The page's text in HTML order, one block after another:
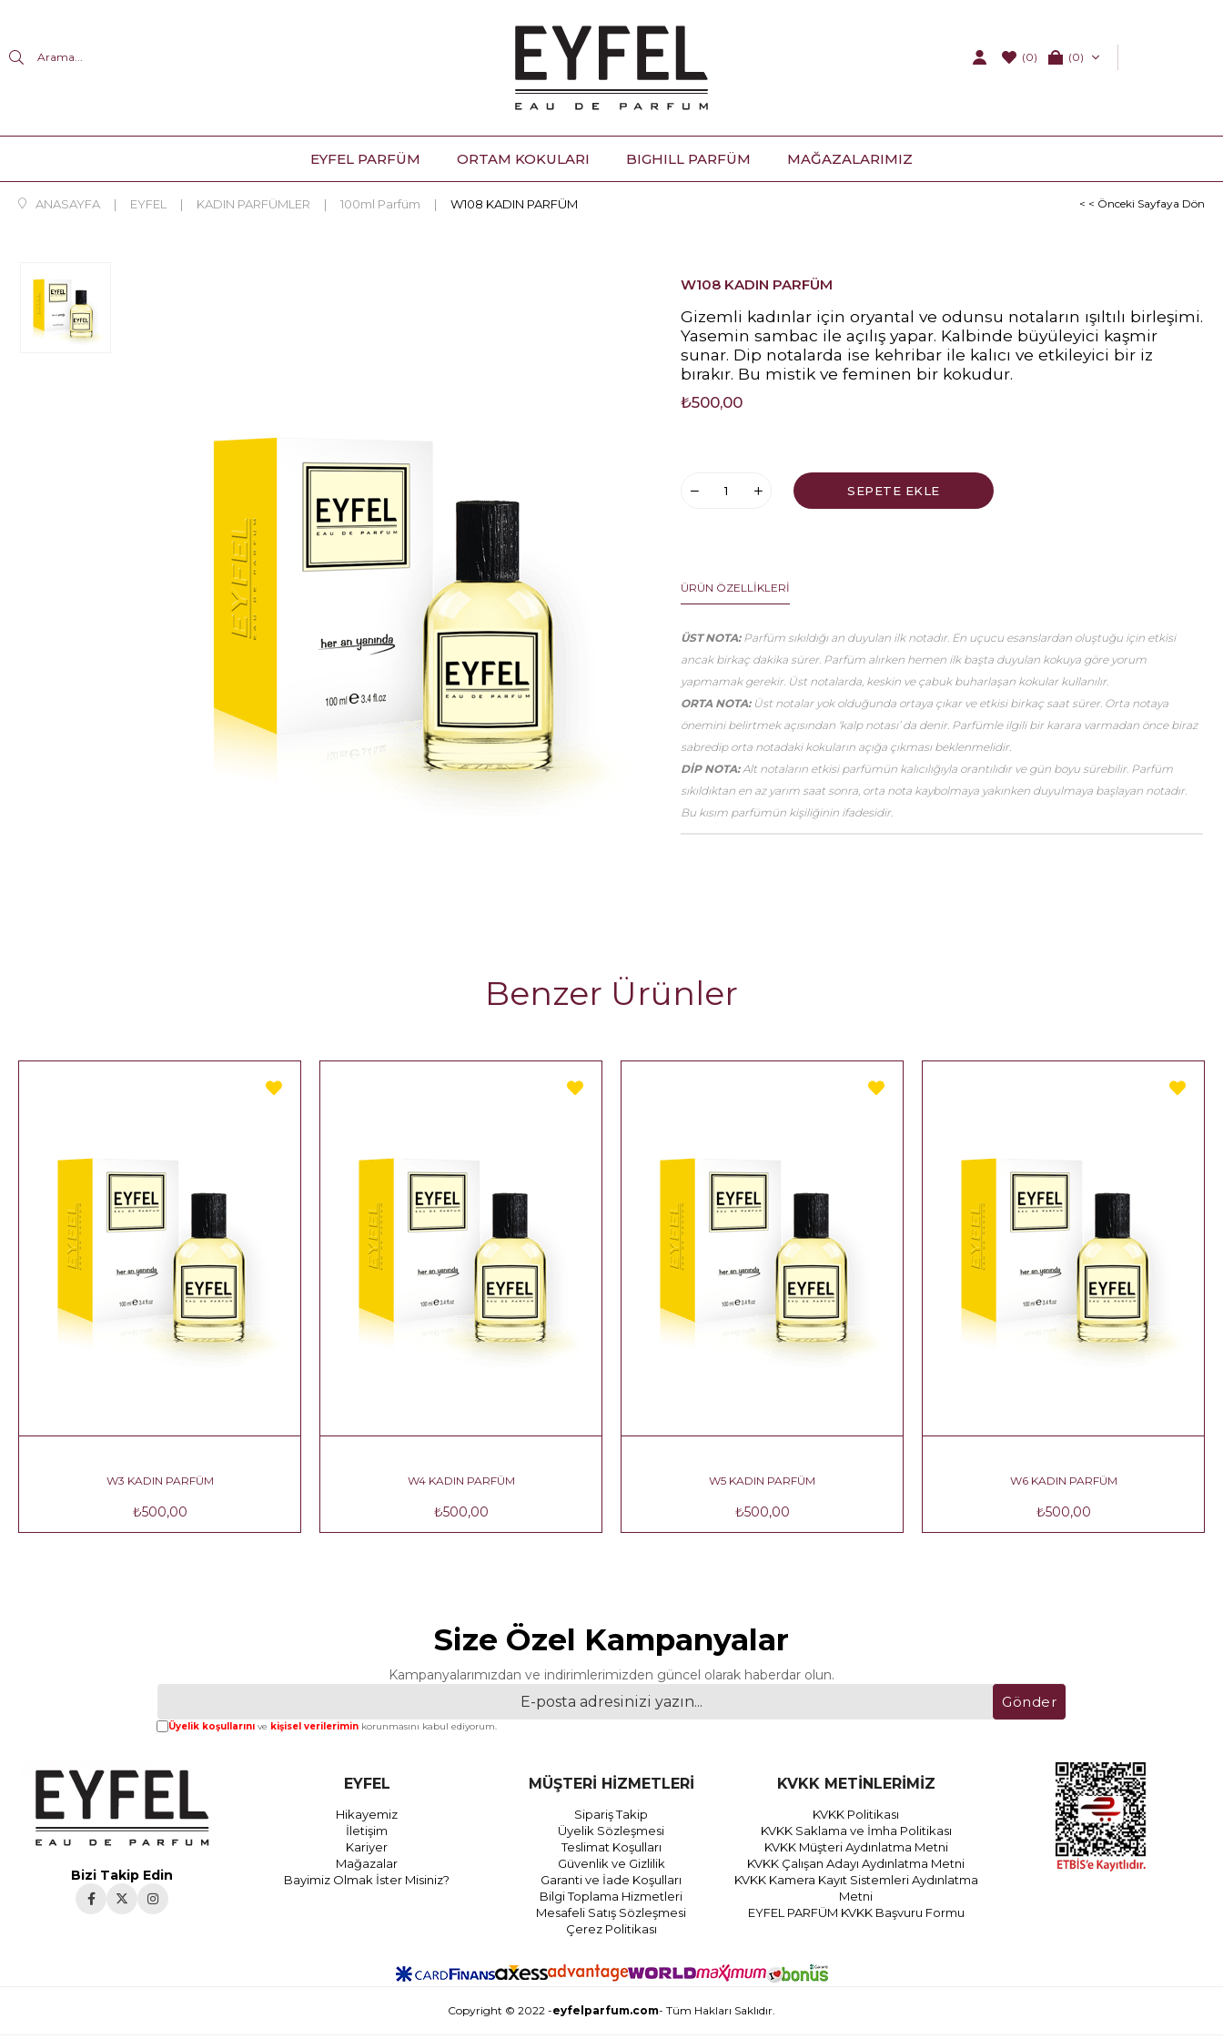
Arama... (0) 0
EYFEL PARFÜM ORTAM KOKULARI BIGHILL PARFÜM MAĞAZALARIMIZ
ANASAYFA EYFEL KADIN PARFÜMLER 100ml Parfüm W108 KADIN PARFÜM < < Önceki Sayfaya Dön
W108 KADIN PARFÜM
Gizemli kadınlar için oryantal ve odunsu notaların ışıltılı birleşimi.
Yasemin sambac ile açılış yapar. Kalbinde büyüleyici kaşmir
sunar. Dip notalarda ise kehribar ile kalıcı ve etkileyici bir iz
bırakır. Bu mistik ve feminen bir kokudur.
₺500,00
ÜRÜN ÖZELLIKLERI
ÜST NOTA:Parfüm sıkıldığı an duyulan ilk notadır. En uçucu esanslardan oluştuğu için etkisi
ancak birkaç dakika sürer. Parfüm alırken hemen ilk başta duyulan kokuya göre yorum
yapmamak gerekir. Üst notalarda, keskin ve çabuk buharlaşan kokular kullanılır.
ORTA NOTA: Üst notalar yok olduğunda ortaya çıkar ve etkisi birkaç saat sürer. Orta notaya
önemini belirtmek açısından ‘kalp notası’ da denir. Parfümle ilgili bir karara varmadan önce biraz
sabredip orta notadaki kokuların açığa çıkması beklenmelidir.
DİP NOTA:Alt notaların etkisi parfümün kalıcılığıyla orantılıdır ve gün boyu sürebilir. Parfüm
sıkıldıktan en az yarım saat sonra, orta nota kaybolmaya yakınken duyulmaya başlayan notadır.
Bu kısım parfümün kişiliğinin ifadesidir.
Benzer Ürünler
W3 KADIN PARFÜM
₺500,00
W4 KADIN PARFÜM
₺500,00
W5 KADIN PARFÜM
₺500,00
W6 KADIN PARFÜM
₺500,00
Size Özel Kampanyalar
Kampanyalarımızdan ve indirimlerimizden güncel olarak haberdar olun.
Gönder
Üyelik koşullarını ve kişisel verilerimin korunmasını kabul ediyorum.
Bizi Takip Edin
EYFEL
Hikayemiz
İletişim
Kariyer
Mağazalar
Bayimiz Olmak İster Misiniz?
MÜŞTERİ HİZMETLERİ
Sipariş Takip
Üyelik Sözleşmesi
Teslimat Koşulları
Güvenlik ve Gizlilik
Garanti ve İade Koşulları
Bilgi Toplama Hizmetleri
Mesafeli Satış Sözleşmesi
Çerez Politikası
KVKK METİNLERİMİZ
KVKK Politikası
KVKK Saklama ve İmha Politikası
KVKK Müşteri Aydınlatma Metni
KVKK Çalışan Adayı Aydınlatma Metni
KVKK Kamera Kayıt Sistemleri Aydınlatma
Metni
EYFEL PARFÜM KVKK Başvuru Formu
Copyright © 2022 -eyfelparfum.com- Tüm Hakları Saklıdır.